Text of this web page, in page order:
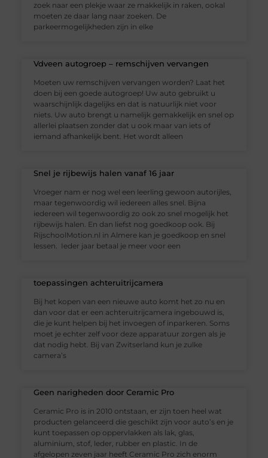
zoek naar een plekje waar ze makkelijk in raken, ookal
moeten ze daar lang naar zoeken. De
parkeermogelijkheden zijn in elke
Vdveen autogroep – remschijven vervangen
Moeten uw remschijven vervangen worden? Laat het
doen bij een goede autogroep! Uw auto gebruikt u
waarschijnlijk dagelijks en dat is natuurlijk niet voor
niets. Uw auto brengt u namelijk gemakkelijk en snel op
allerlei plaatsen zonder dat u ook maar van iets of
iemand afhankelijk bent. Het wordt alleen
Snel je rijbewijs halen vanaf 16 jaar
Vroeger nam er nog wel een leerling gewoon autorijles,
maar tegenwoordig wil iedereen alles snel. Bijna
iedereen wil tegenwoordig zo ook zo snel mogelijk het
rijbewijs halen. En dan liefst nog goedkoop ook. Bij
RijschoolMotion.nl in Almere kan je goedkoop en snel
lessen. Ieder jaar betaal je meer voor een
toepassingen achteruitrijcamera
Bij het kopen van een nieuwe auto komt het zo nu en
dan voor dat er een achteruitrijcamera ingebouwd is,
die je kunt helpen bij het invoegen of inparkeren. Soms
moet je echter zelf voor deze apparatuur zorgen als je
dat nodig hebt. Bij van Zwitserland kun je zulke
camera’s
Geen narigheden door Ceramic Pro
Ceramic Pro is in 2010 ontstaan, er zijn toen heel wat
producten gelanceerd die geschikt zijn voor auto’s en je
kunt toepassen op oppervlakken als lak, glas,
aluminium, stof, leder, rubber en plastic. In de
afgelopen zeven jaar heeft Ceramic Pro zich enorm